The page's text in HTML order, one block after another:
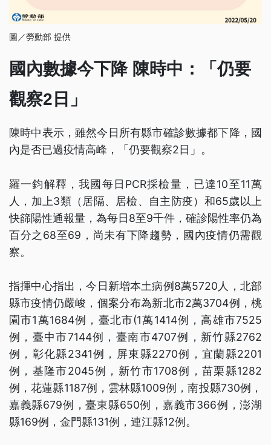
圖／勞動部 提供
國內數據今下降 陳時中：「仍要
觀察2日」
陳時中表示，雖然今日所有縣市確診數據都下降，國
內是否已過疫情高峰，「仍要觀察2日」。
羅一鈞解釋，我國每日PCR採檢量，已達10至11萬
人，加上3類（居隔、居檢、自主防疫）和65歲以上
快篩陽性通報量，為每日8至9千件，確診陽性率仍為
百分之68至69，尚未有下降趨勢，國內疫情仍需觀
察。
指揮中心指出，今日新增本土病例8萬5720人，北部
縣市疫情仍嚴峻，個案分布為新北市2萬3704例，桃
園市1萬1684例，臺北市(1萬1414例，高雄市7525
例，臺中市7144例，臺南市4707例，新竹縣2762
例，彰化縣2341例，屏東縣2270例，宜蘭縣2201
例，基隆市2045例，新竹市1708例，苗栗縣1282
例，花蓮縣1187例，雲林縣1009例，南投縣730例，
嘉義縣679例，臺東縣650例，嘉義市366例，澎湖
縣169例，金門縣131例，連江縣12例。